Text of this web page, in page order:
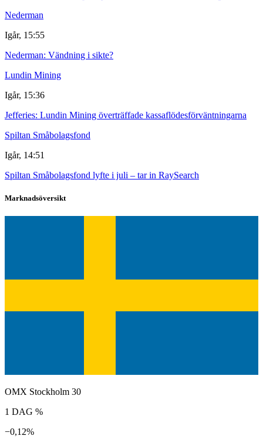
Nederman
Igår, 15:55
Nederman: Vändning i sikte?
Lundin Mining
Igår, 15:36
Jefferies: Lundin Mining överträffade kassaflödesförväntningarna
Spiltan Småbolagsfond
Igår, 14:51
Spiltan Småbolagsfond lyfte i juli – tar in RaySearch
Marknadsöversikt
OMX Stockholm 30
1 DAG %
−0,12%